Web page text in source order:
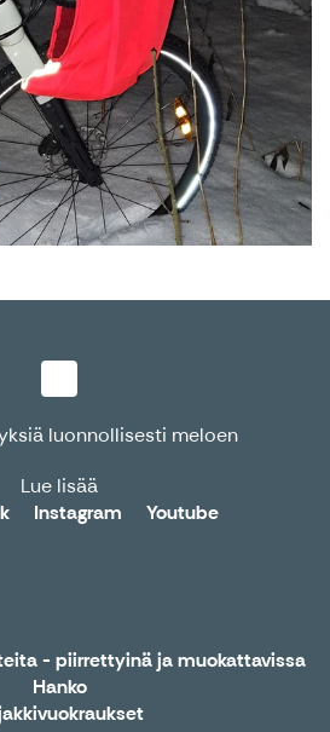
luonnollisesti meloen
Lue lisää
Instagram Youtube
- piirrettyinä ja muokattavissa
Hanko